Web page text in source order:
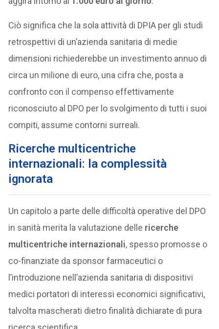
Ciò significa che la sola attività di DPIA per gli studi
retrospettivi di un’azienda sanitaria di medie
dimensioni richiederebbe un investimento annuo di
circa un milione di euro, una cifra che, posta a
confronto con il compenso effettivamente
riconosciuto al DPO per lo svolgimento di tutti i suoi
compiti, assume contorni surreali.
Ricerche multicentriche
internazionali: la complessità
ignorata
Un capitolo a parte delle difficoltà operative del DPO
in sanità merita la valutazione delle ricerche
multicentriche internazionali, spesso promosse o
co-finanziate da sponsor farmaceutici o
l’introduzione nell’azienda sanitaria di dispositivi
medici portatori di interessi economici significativi,
talvolta mascherati dietro finalità dichiarate di pura